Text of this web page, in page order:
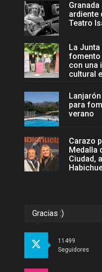
ardiente
Teatro
La
fomento
con una
cultural
para
verano
Carazo
Medalla
Ciudad,
Gracias :)
11499
Seguidores